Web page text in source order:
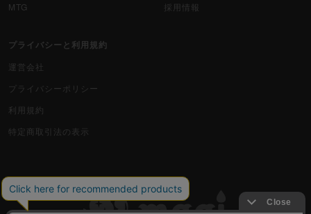
MTG
採用情報
プライバシーと利用規約
運営会社
プライバシーポリシー
利用規約
特定商取引法の表示